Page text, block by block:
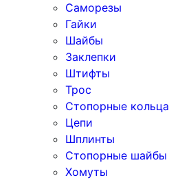
Саморезы
Гайки
Шайбы
Заклепки
Штифты
Трос
Стопорные кольца
Цепи
Шплинты
Стопорные шайбы
Хомуты